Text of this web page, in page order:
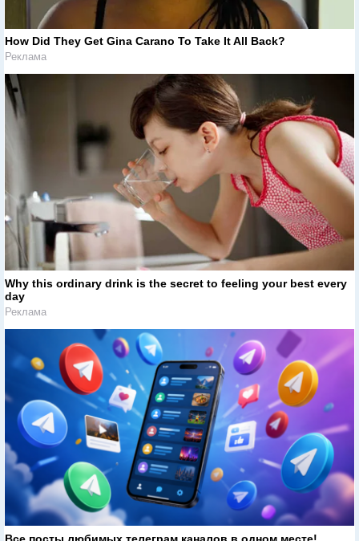
How Did They Get Gina Carano To Take It All Back?
Реклама
Why this ordinary drink is the secret to feeling your best every
day
Реклама
Все посты любимых телеграм каналов в одном месте!